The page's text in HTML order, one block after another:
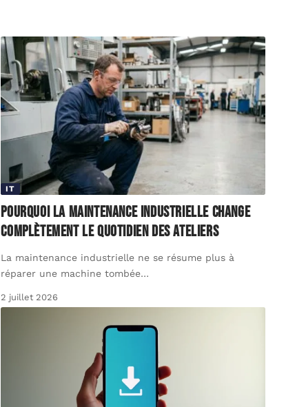
IT
Pourquoi la maintenance industrielle change
complètement le quotidien des ateliers
La maintenance industrielle ne se résume plus à
réparer une machine tombée…
2 juillet 2026